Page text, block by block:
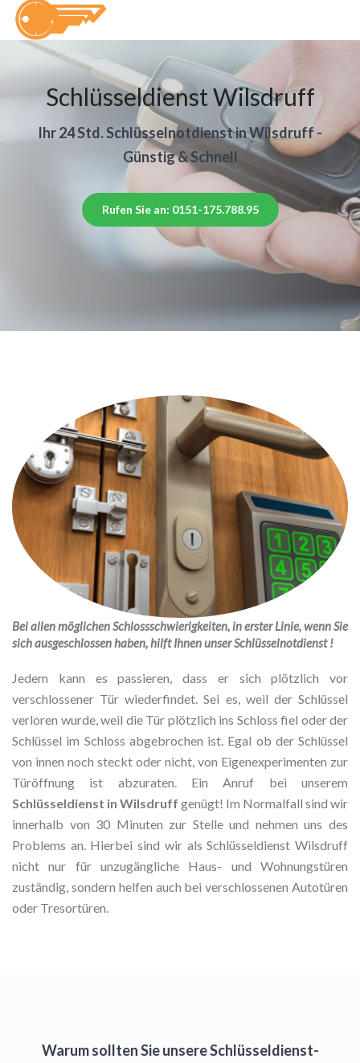
Schlüsseldienst Wilsdruff
Ihr 24 Std. Schlüsselnotdienst in Wilsdruff -
Günstig & Schnell
Rufen Sie an: 0151-175.788.95
Bei allen möglichen Schlossschwierigkeiten, in erster Linie, wenn Sie
sich ausgeschlossen haben, hilft Ihnen unser Schlüsselnotdienst !
Jedem kann es passieren, dass er sich plötzlich vor
verschlossener Tür wiederfindet. Sei es, weil der Schlüssel
verloren wurde, weil die Tür plötzlich ins Schloss fiel oder der
Schlüssel im Schloss abgebrochen ist. Egal ob der Schlüssel
von innen noch steckt oder nicht, von Eigenexperimenten zur
Türöffnung ist abzuraten. Ein Anruf bei unserem
Schlüsseldienst in Wilsdruff genügt! Im Normalfall sind wir
innerhalb von 30 Minuten zur Stelle und nehmen uns des
Problems an. Hierbei sind wir als Schlüsseldienst Wilsdruff
nicht nur für unzugängliche Haus- und Wohnungstüren
zuständig, sondern helfen auch bei verschlossenen Autotüren
oder Tresortüren.
Warum sollten Sie unsere Schlüsseldienst-